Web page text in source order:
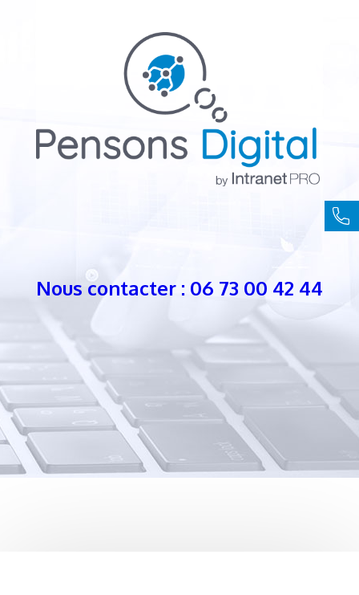
Nous contacter : 06 73 00 42 44